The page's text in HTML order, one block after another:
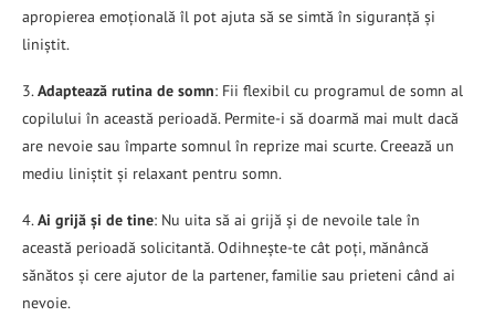
apropierea emoțională îl pot ajuta să se simtă în siguranță și
liniștit.
3.Adaptează rutina de somn: Fii flexibil cu programul de somn al
copilului în această perioadă. Permite-i să doarmă mai mult dacă
are nevoie sau împarte somnul în reprize mai scurte. Creează un
mediu liniștit și relaxant pentru somn.
4.Ai grijă și de tine: Nu uita să ai grijă și de nevoile tale în
această perioadă solicitantă. Odihnește-te cât poți, mănâncă
sănătos și cere ajutor de la partener, familie sau prieteni când ai
nevoie.